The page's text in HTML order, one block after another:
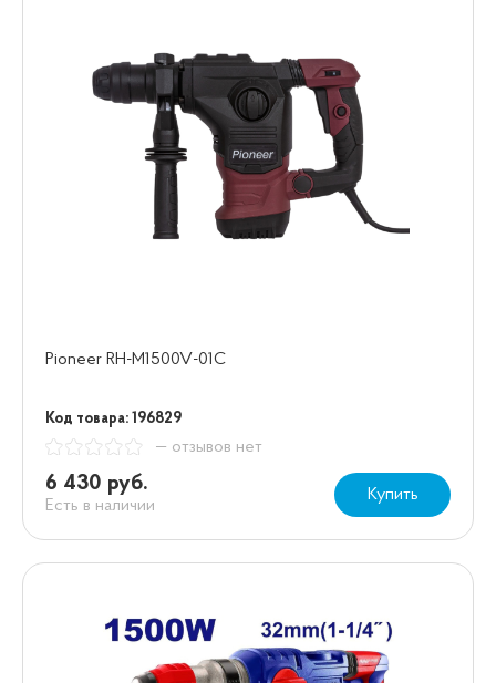
Pioneer RH-M1500V-01C
Код товара: 196829
— отзывов нет
6 430 руб.
Есть в наличии
Купить